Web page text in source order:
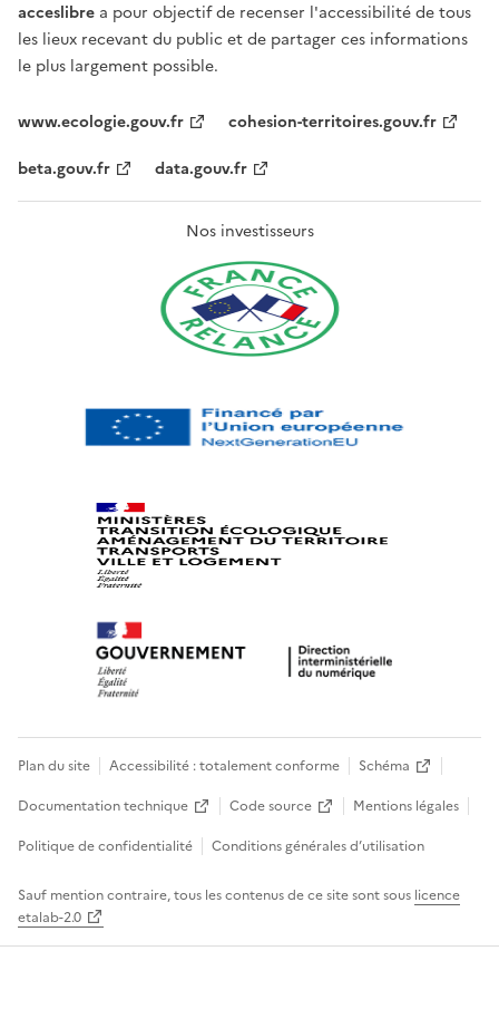
acceslibre a pour objectif de recenser l'accessibilité de tous
les lieux recevant du public et de partager ces informations
le plus largement possible.
www.ecologie.gouv.fr
cohesion-territoires.gouv.fr
beta.gouv.fr
data.gouv.fr
Nos investisseurs
Plan du site Accessibilité : totalement conforme
Schéma
Documentation technique
Code source
Mentions légales
Politique de confidentialité
Conditions générales d’utilisation
Sauf mention contraire, tous les contenus de ce site sont sous licence
etalab-2.0